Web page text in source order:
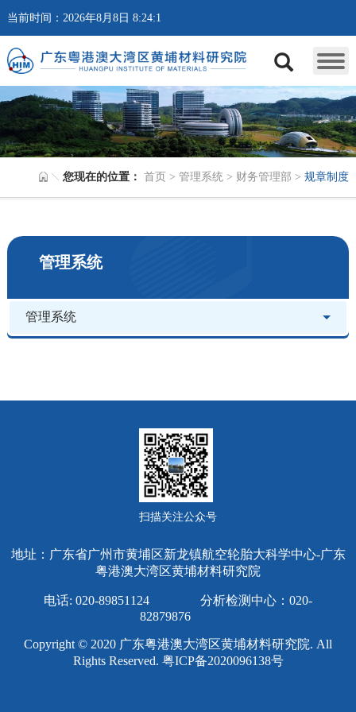
当前时间：2026年8月8日 8:24:1
您现在的位置： 首页 >管理系统 > 财务管理部 >规章制度
管理系统
管理系统
扫描关注公众号
地址：广东省广州市黄埔区新龙镇航空轮胎大科学中心-广东
粤港澳大湾区黄埔材料研究院
电话: 020-89851124 分析检测中心：020-
82879876
Copyright © 2020 广东粤港澳大湾区黄埔材料研究院. All
Rights Reserved. 粤ICP备2020096138号